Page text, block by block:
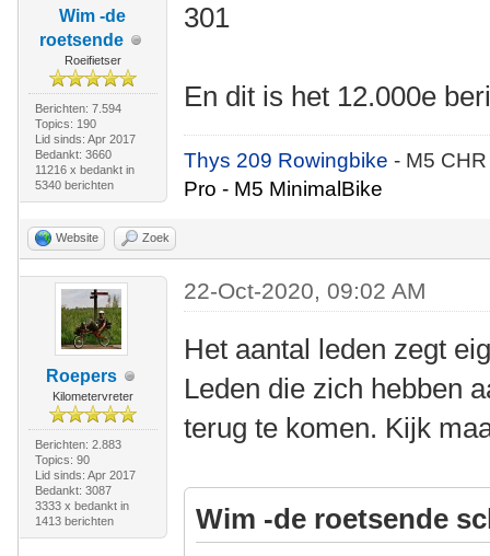
Wim -de
roetsende
Roeifietser
Berichten: 7.594
Topics: 190
Lid sinds: Apr 2017
Bedankt: 3660
11216 x bedankt in
5340 berichten
301
En dit is het 12.000e
Thys 209 Rowingbike- M5
Pro - M5 MinimalBike
Website Zoek
Roepers
Kilometervreter
Berichten: 2.883
Topics: 90
Lid sinds: Apr 2017
Bedankt: 3087
3333 x bedankt in
1413 berichten
22-Oct-2020, 09:02 AM
Het aantal leden zegt
Leden die zich hebben
terug te komen. Kijk
Wim -de roetsende